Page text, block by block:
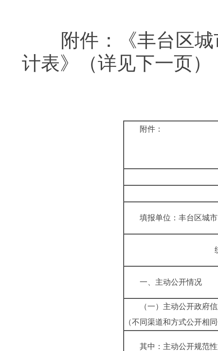
附件：《丰台区城
计表》（详见下一页）
附件：
填报单位：丰台
一、主动公开
（一）主动公开政府
（不同渠道和方式公
其中：主动公开